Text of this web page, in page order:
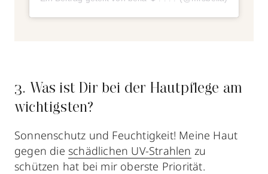
3. Was ist Dir bei der Hautpflege am
wichtigsten?
Sonnenschutz und Feuchtigkeit! Meine Haut
gegen die schädlichen UV-Strahlen zu
schützen hat bei mir oberste Priorität.